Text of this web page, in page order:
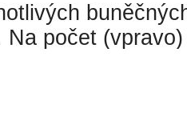
Na počet